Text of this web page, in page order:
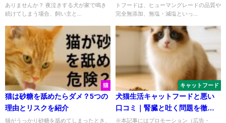
ありませんか？ 夜泣きする犬が家で鳴き
続けてしまう場合、飼い主と...
トフードは、ヒューマングレードの品質や
完全無添加、無塩・減塩といっ...
猫
猫は砂糖を舐めたらダメ？5つの
理由とリスクを紹介
猫がうっかり砂糖を舐めてしまったとき、
キャットフード
犬猫生活キャットフードと悪い
口コミ｜腎臓と吐く問題を徹底
解説
※本記事にはプロモーション（広告・